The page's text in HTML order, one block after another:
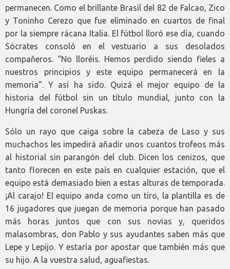
permanecen. Como el brillante Brasil del 82 de Falcao, Zico
y Toninho Cerezo que fue eliminado en cuartos de final
por la siempre rácana Italia. El fútbol lloró ese día, cuando
Sócrates consoló en el vestuario a sus desolados
compañeros. “No lloréis. Hemos perdido siendo fieles a
nuestros principios y este equipo permanecerá en la
memoria”. Y así ha sido. Quizá el mejor equipo de la
historia del fútbol sin un título mundial, junto con la
Hungría del coronel Puskas.
Sólo un rayo que caiga sobre la cabeza de Laso y sus
muchachos les impedirá añadir unos cuantos trofeos más
al historial sin parangón del club. Dicen los cenizos, que
tanto florecen en este país en cualquier estación, que el
equipo está demasiado bien a estas alturas de temporada.
¡Al carajo! El equipo anda como un tiro, la plantilla es de
16 jugadores que juegan de memoria porque han pasado
más horas juntos que con sus novias y, queridos
malasombras, don Pablo y sus ayudantes saben más que
Lepe y Lepijo. Y estaría por apostar que también más que
su hijo. A la vuestra salud, aguafiestas.